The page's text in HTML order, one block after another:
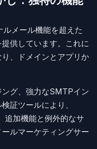
メール機能を超えた
供しています。これに
、ドメインとアプリか
グ、強力なSMTPイン
証ツールにより、
追加機能と例外的なサ
ルマーケティングサー